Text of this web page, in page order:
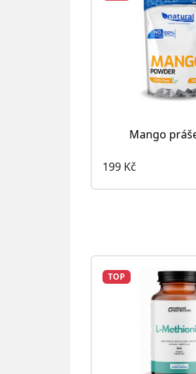
Mango
199 Kč
TOP